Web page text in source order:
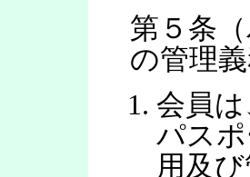
第５条
の管理
会員
パス
用及